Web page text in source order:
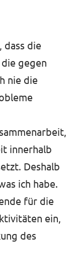
dass die
gegen
nie die
innerhalb
Deshalb
ich habe.
für die
ein,
des